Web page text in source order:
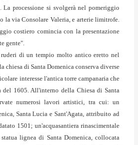
La processione si svolgerà nel pomeriggio
la via Consolare Valeria, e arterie limitrofe.
costiero comincia con la presentazione
gente".
di un tempio molto antico eretto nel
chiesa di Santa Domenica conserva diverse
interesse l'antica torre campanaria che
del 1605. All'interno della Chiesa di Santa
numerosi lavori artistici, tra cui: un
Santa Lucia e Sant'Agata, attribuito ad
1501; un'acquasantiera rinascimentale
lignea di Santa Domenica, collocata